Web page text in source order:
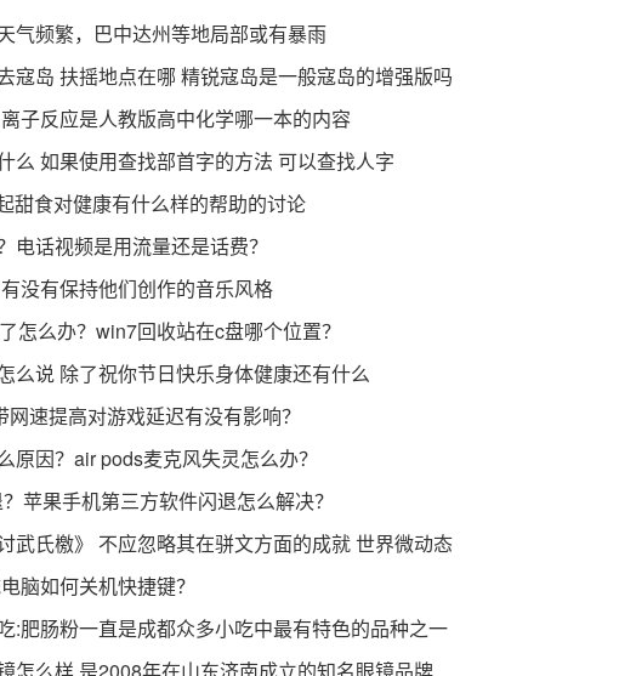
气频繁，巴中达州等地局部或有暴雨
寇岛 扶摇地点在哪 精锐寇岛是一般寇岛的增强版吗
子反应是人教版高中化学哪一本的内容
么 如果使用查找部首字的方法 可以查找人字
甜食对健康有什么样的帮助的讨论
电话视频是用流量还是话费？
没有保持他们创作的音乐风格
怎么办？win7回收站在c盘哪个位置？
么说 除了祝你节日快乐身体健康还有什么
速提高对游戏延迟有没有影响？
原因？air pods麦克风失灵怎么办？
苹果手机第三方软件闪退怎么解决？
武氏檄》 不应忽略其在骈文方面的成就 世界微动态
脑如何关机快捷键？
:肥肠粉一直是成都众多小吃中最有特色的品种之一